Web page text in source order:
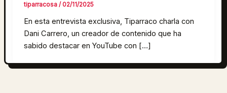
tiparracosa/ 02/11/2025
En esta entrevista exclusiva, Tiparraco charla con
Dani Carrero, un creador de contenido que ha
sabido destacar en YouTube con […]